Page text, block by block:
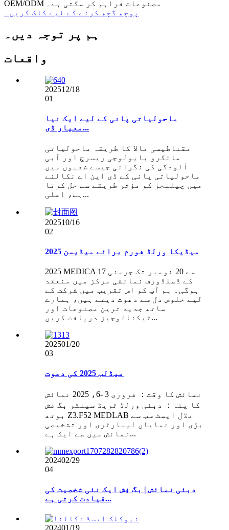
OEM/ODM مصنوعات فراہم کر سکتی ہے۔
پوچھ گچھ کرنے کے لیے کلک کریں۔
ہم پر توجہ دیں۔
واقعات
202512/18
01
ماحولیاتی پانی کے لیے ایک نیا
معیار ڈی...
مقناطیسی مالا کا طریقہ ماحولیاتی
مائکرو بایولوجی ریسرچ اور آبی
آلودگی کی نگرانی جیسے شعبوں میں
ماحولیاتی پانی کے ڈی این اے نکالنے
میں چیلنجز کو مؤثر طریقے سے حل کرتا
ہے، اعلی...
202510/16
02
2025 میڈیکا ورلڈ فورم برائے میڈیسن
2025 MEDICA 17 سے 20 نومبر تک جرمنی
کے ڈسلڈورف نمائشی مرکز میں منعقد
ہوگی۔ ہم آپ کو اس تقریب میں شرکت کے
لیے خلوص دل سے دعوت دیتے ہیں، ہمارے
ساتھ جدید ترین مصنوعات اور
ٹیکنالوجیز دریافت کریں...
202501/20
03
میڈلب 2025 کی دعوت
نمائش کا وقت： فروری 3 -6، 2025 نمائش
کا پتہ： دبئی ورلڈ ٹریڈ سینٹر بگ فش
بوتھ Z3.F52 MEDLAB مڈل ایسٹ سب سے
بڑی اور نمایاں لیبارٹری اور تشخیصی
نمائش میں سے ایک ہے...
202402/29
04
دبئی نمائش | بگ فِش ایک نئی شخصیت کی
قیادت کرتی ہے...
202401/19